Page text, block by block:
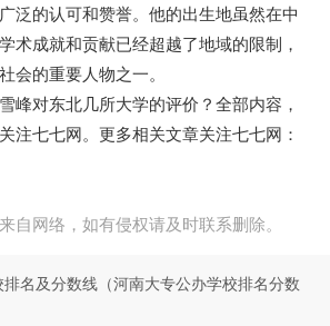
泛的认可和赞誉。他的出生地虽然在中
术成就和贡献已经超越了地域的限制，
会的重要人物之一。
峰对东北几所大学的评价？全部内容，
注七七网。更多相关文章关注七七网：
自网络，如有侵权请及时联系删除。
名及分数线（河南大专公办学校排名分数